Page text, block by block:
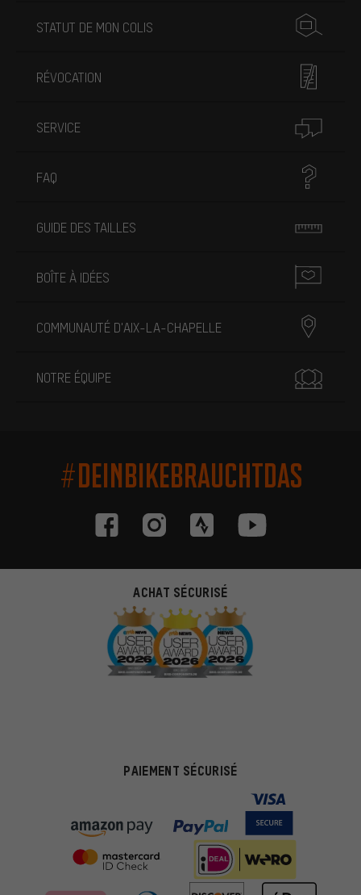
STATUT DE MON COLIS
RÉVOCATION
SERVICE
FAQ
GUIDE DES TAILLES
BOÎTE À IDÉES
COMMUNAUTÉ D'AIX-LA-CHAPELLE
NOTRE ÉQUIPE
#DEINBIKEBRAUCHTDAS
ACHAT SÉCURISÉ
PAIEMENT SÉCURISÉ